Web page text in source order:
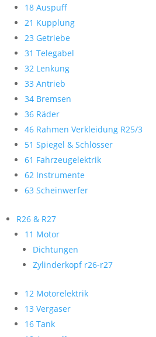
18 Auspuff
21 Kupplung
23 Getriebe
31 Telegabel
32 Lenkung
33 Antrieb
34 Bremsen
36 Räder
46 Rahmen Verkleidung R25/3
51 Spiegel & Schlösser
61 Fahrzeugelektrik
62 Instrumente
63 Scheinwerfer
R26 & R27
11 Motor
Dichtungen
Zylinderkopf r26-r27
12 Motorelektrik
13 Vergaser
16 Tank